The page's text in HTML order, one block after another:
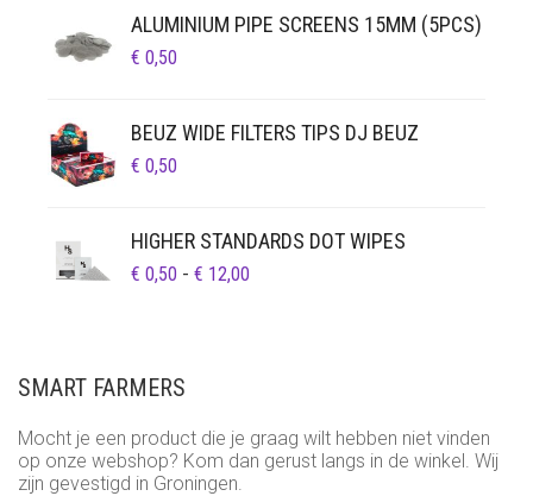
ALUMINIUM PIPE SCREENS 15MM (5PCS)
€ 0,50
BEUZ WIDE FILTERS TIPS DJ BEUZ
€ 0,50
HIGHER STANDARDS DOT WIPES
€ 0,50 - € 12,00
SMART FARMERS
Mocht je een product die je graag wilt hebben niet vinden
op onze webshop? Kom dan gerust langs in de winkel. Wij
zijn gevestigd in Groningen.